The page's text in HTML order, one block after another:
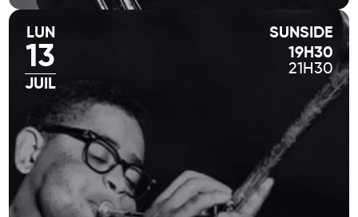
LUN
13
JUIL
SUNSIDE
19H30
21H30